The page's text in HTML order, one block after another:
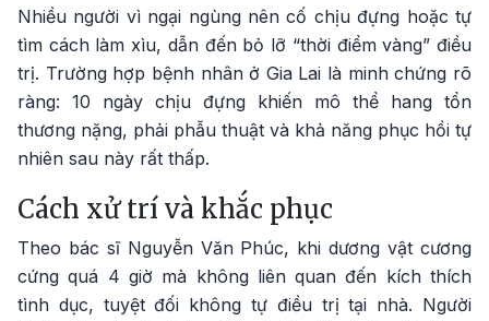
Nhiều người vì ngại ngùng nên cố chịu đựng hoặc tự
tìm cách làm xìu, dẫn đến bỏ lỡ “thời điểm vàng” điều
trị. Trường hợp bệnh nhân ở Gia Lai là minh chứng rõ
ràng: 10 ngày chịu đựng khiến mô thể hang tổn
thương nặng, phải phẫu thuật và khả năng phục hồi tự
nhiên sau này rất thấp.
Cách xử trí và khắc phục
Theo bác sĩ Nguyễn Văn Phúc, khi dương vật cương
cứng quá 4 giờ mà không liên quan đến kích thích
tình dục, tuyệt đối không tự điều trị tại nhà. Người